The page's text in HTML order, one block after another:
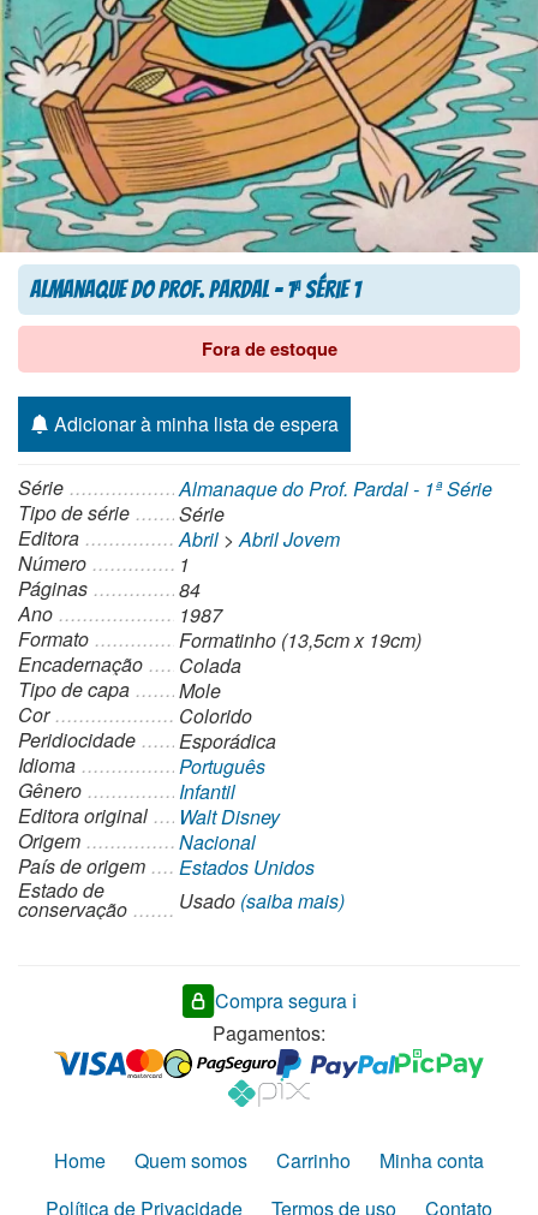
Almanaque do Prof. Pardal – 1aSérie 1
Fora de estoque
Adicionar à minha lista de espera
Série
Almanaque do Prof. Pardal - 1ª Série
Tipo de série
Série
Editora
Abril >Abril Jovem
Número
1
Páginas
84
Ano
1987
Formato
Formatinho (13,5cm x 19cm)
Encadernação
Colada
Tipo de capa
Mole
Cor
Colorido
Peridiocidade
Esporádica
Idioma
Português
Gênero
Infantil
Editora original
Walt Disney
Origem
Nacional
País de origem
Estados Unidos
Estado de
conservação Usado (saiba mais)
Compra segura ℹ️
Pagamentos:
Home Quem somos Carrinho
Minha conta
Política de Privacidade
Termos de uso Contato